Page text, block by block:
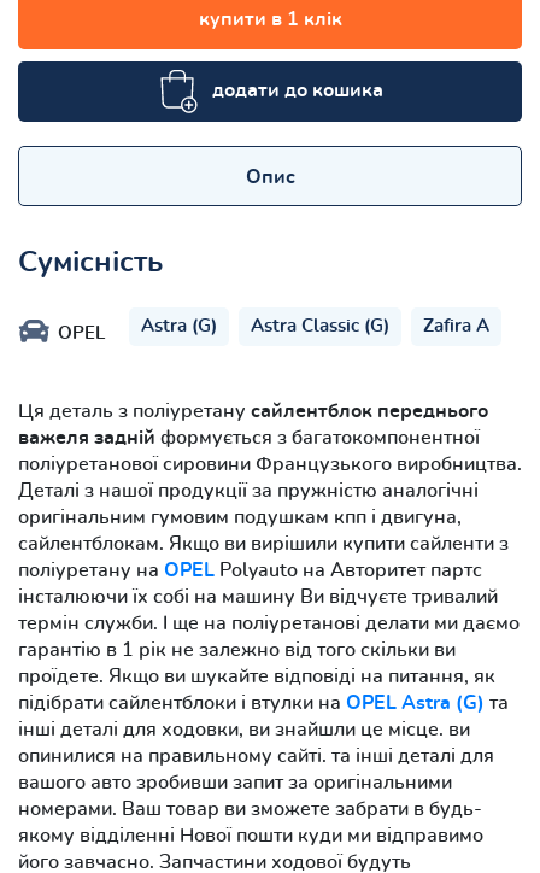
купити в 1 клік
додати до кошика
Опис
Сумісність
OPEL Astra (G) Astra Classic (G) Zafira A
Ця деталь з поліуретану сайлентблок переднього
важеля задній формується з багатокомпонентної
поліуретанової сировини Французького виробництва.
Деталі з нашої продукції за пружністю аналогічні
оригінальним гумовим подушкам кпп і двигуна,
сайлентблокам. Якщо ви вирішили купити сайленти з
поліуретану на OPEL Polyauto на Авторитет партс
інсталюючи їх собі на машину Ви відчуєте тривалий
термін служби. І ще на поліуретанові делати ми даємо
гарантію в 1 рік не залежно від того скільки ви
проїдете. Якщо ви шукайте відповіді на питання, як
підібрати сайлентблоки і втулки на OPEL Astra (G) та
інші деталі для ходовки, ви знайшли це місце. ви
опинилися на правильному сайті. та інші деталі для
вашого авто зробивши запит за оригінальними
номерами. Ваш товар ви зможете забрати в будь-
якому відділенні Нової пошти куди ми відправимо
його завчасно. Запчастини ходової будуть